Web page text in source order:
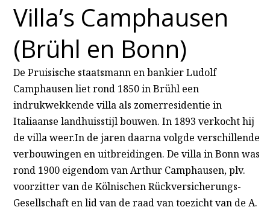
Villa’s Camphausen
(Brühl en Bonn)
De Pruisische staatsmann en bankier Ludolf
Camphausen liet rond 1850 in Brühl een
indrukwekkende villa als zomerresidentie in
Italiaanse landhuisstijl bouwen. In 1893 verkocht hij
de villa weer.In de jaren daarna volgde verschillende
verbouwingen en uitbreidingen. De villa in Bonn was
rond 1900 eigendom van Arthur Camphausen, plv.
voorzitter van de Kölnischen Rückversicherungs-
Gesellschaft en lid van de raad van toezicht van de A.